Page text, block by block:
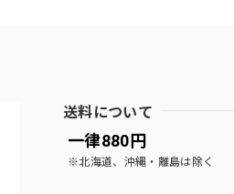
送料について
一律880円
※北海道、沖縄・離島は除く